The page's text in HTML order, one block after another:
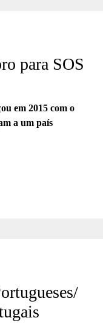
para SOS
em 2015 com o
a um país